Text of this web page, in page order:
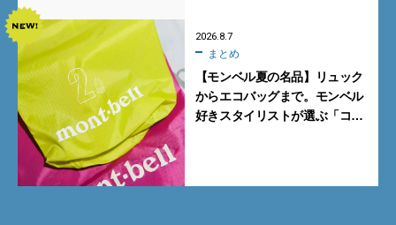
2026.8.7
まとめ
【モンベル夏の名品】リュック
からエコバッグまで。モンベル
好きスタイリストが選ぶ「コス